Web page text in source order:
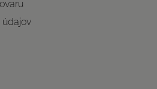
údajov